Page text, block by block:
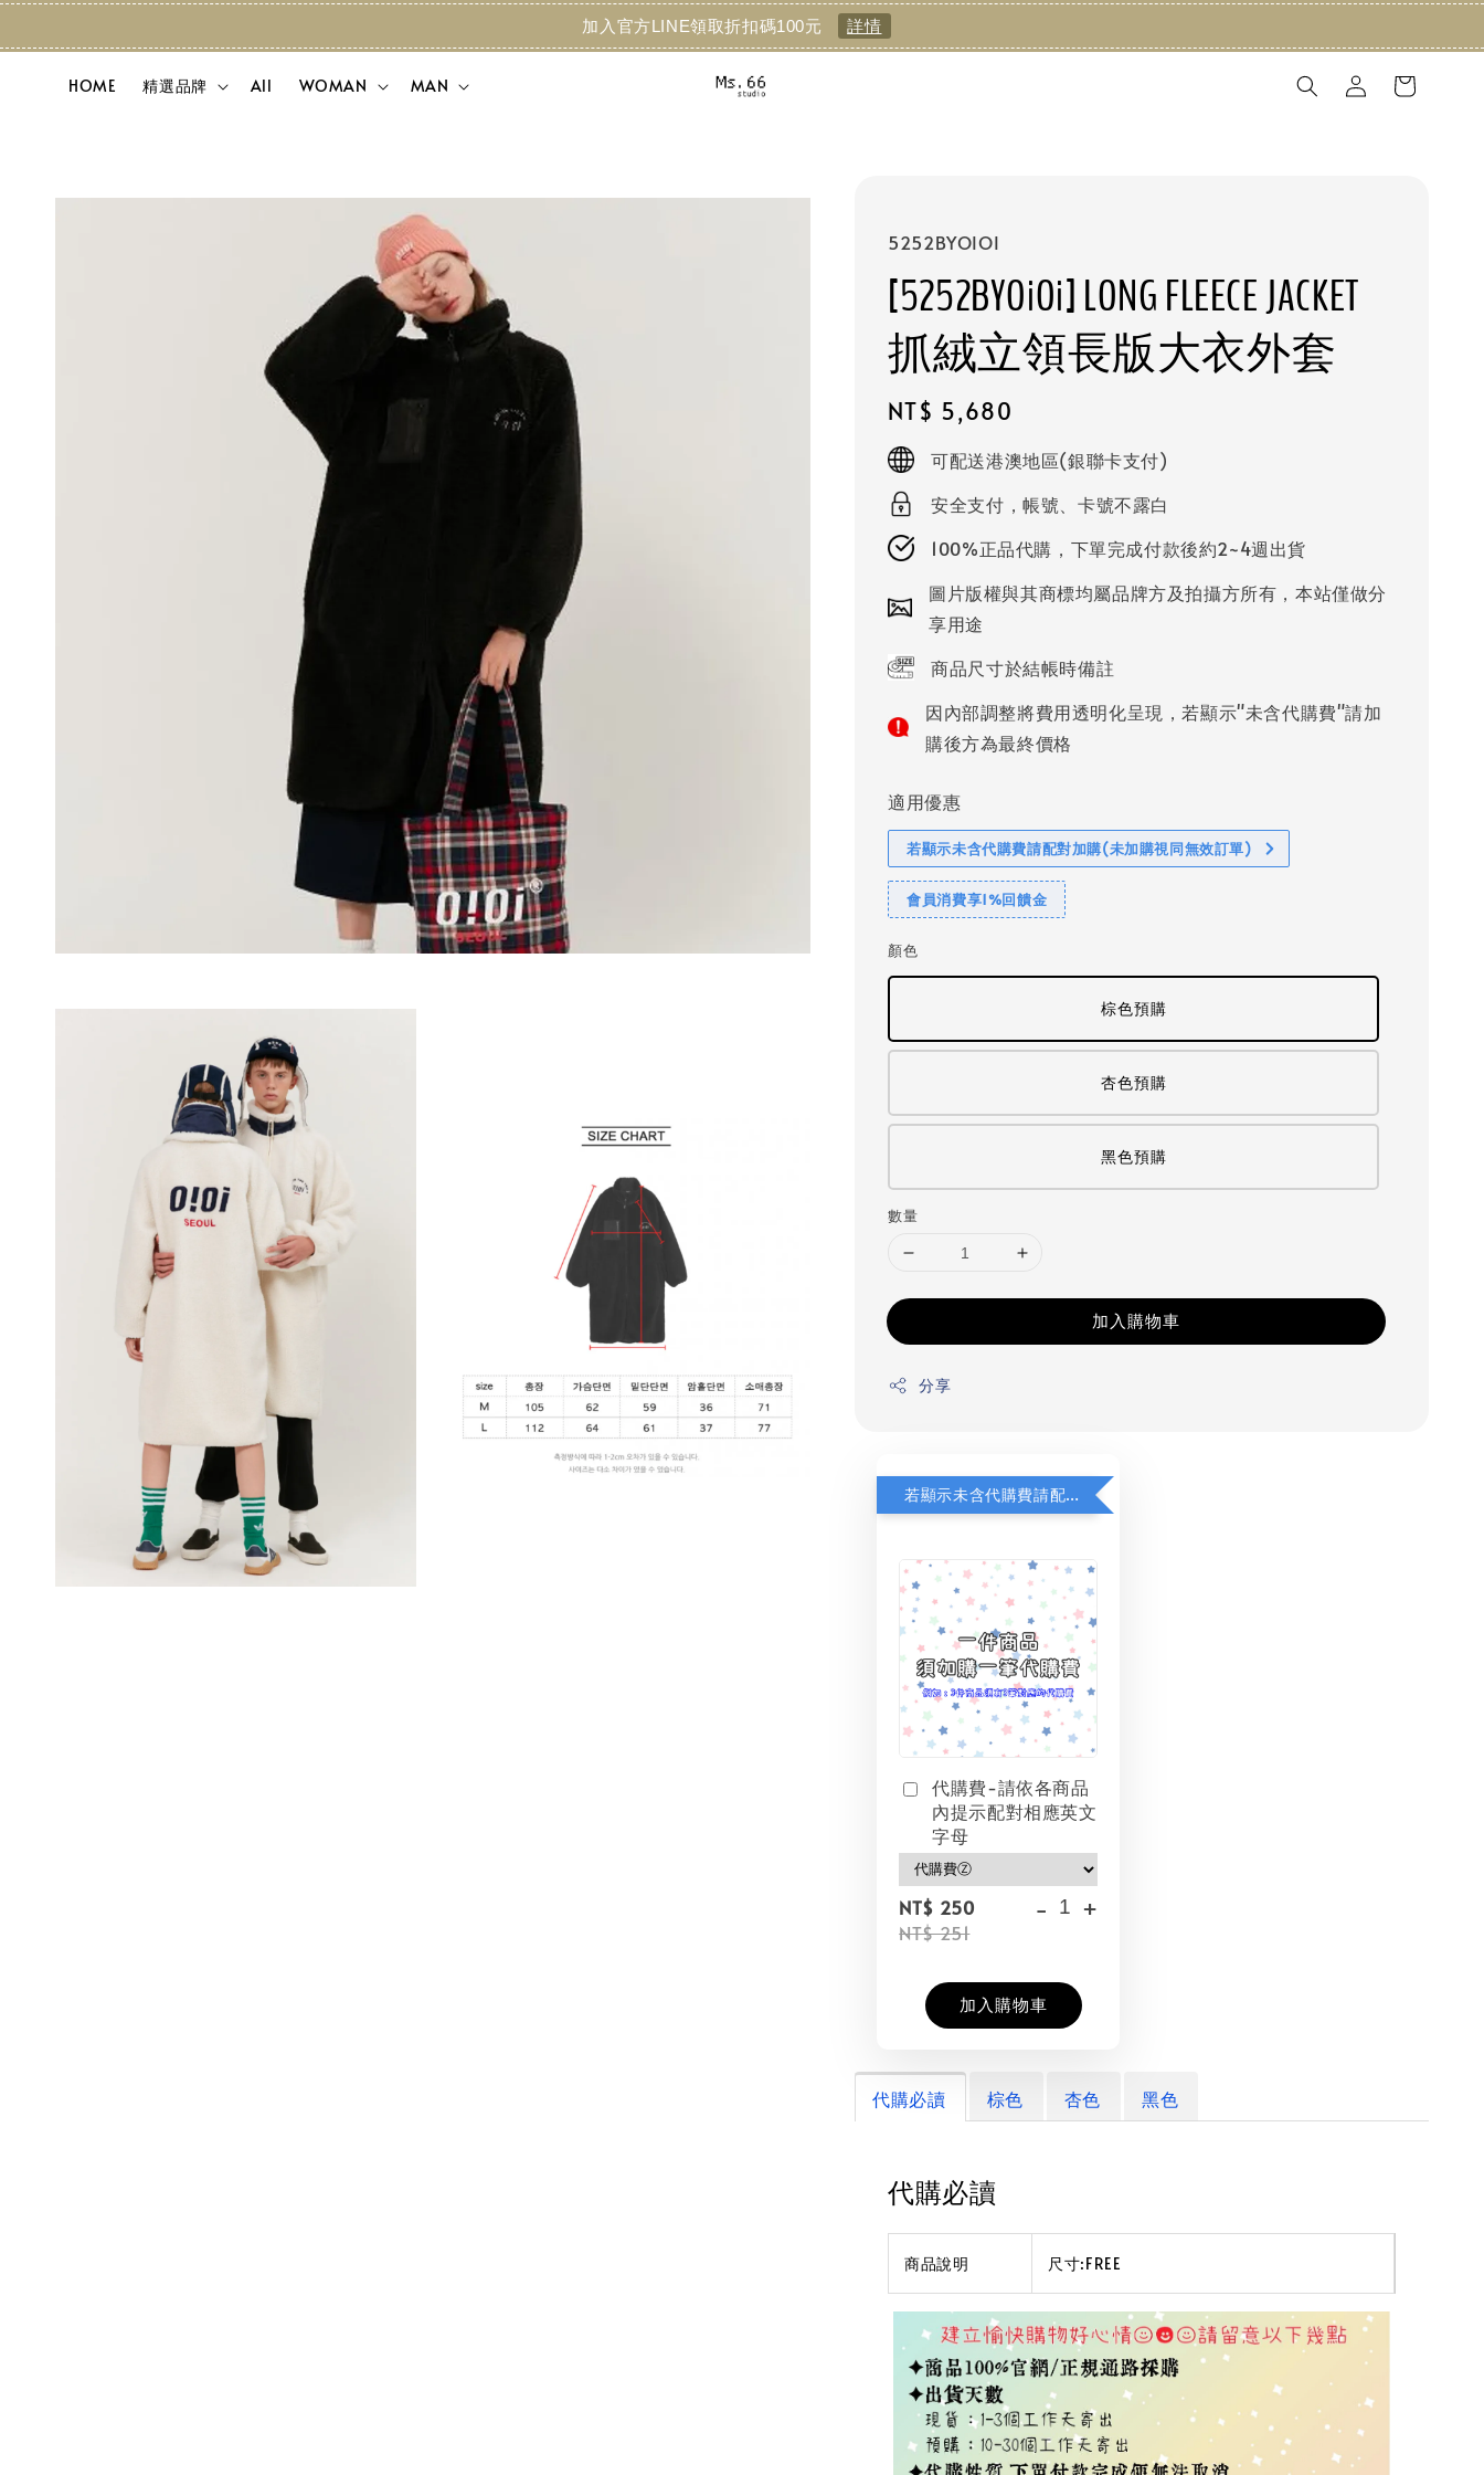
加入官方LINE領取折扣碼100元 詳情
HOME 精選品牌 All WOMAN MAN
5252BYOIOI
[5252BYOiOi] LONG FLEECE JACKET
抓絨立領長版大衣外套
Regular
price
NT$ 5,680
可配送港澳地區(銀聯卡支付)
安全支付，帳號、卡號不露白
100%正品代購，下單完成付款後約2~4週出貨
圖片版權與其商標均屬品牌方及拍攝方所有，本站僅做分
享用途
商品尺寸於結帳時備註
因內部調整將費用透明化呈現，若顯示"未含代購費"請加
購後方為最終價格
適用優惠
若顯示未含代購費請配對加購(未加購視同無效訂單)
會員消費享1%回饋金
顏色
棕色預購
杏色預購
黑色預購
數量
加入購物車
分享
若顯示未含代購費請配對加購(未加購視同無效訂單)
代購費-請依各商品
內提示配對相應英文
字母
NT$ 250
NT$ 251
- +
加入購物車
代購必讀 棕色 杏色 黑色
代購必讀
商品說明 尺寸:FREE